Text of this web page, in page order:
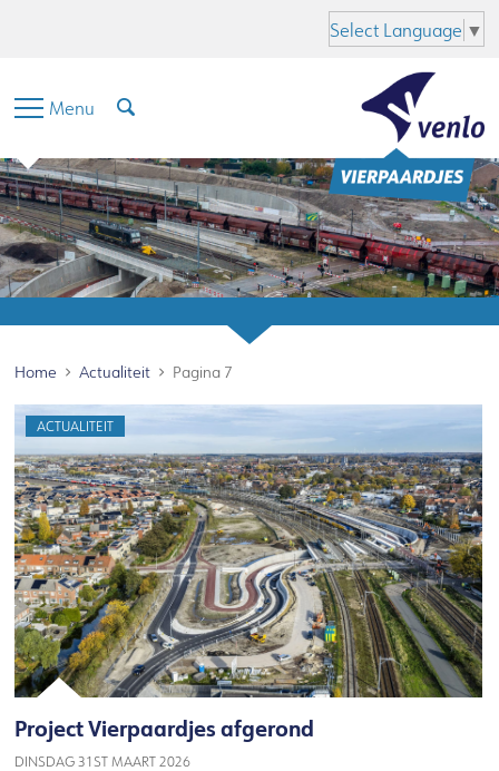
Select Language ▼
Menu
Home Actualiteit Pagina 7
Project Vierpaardjes afgerond
ACTUALITEIT
DINSDAG 31ST MAART 2026